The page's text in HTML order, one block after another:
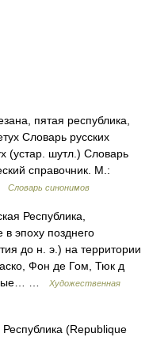
пятая республика,
Словарь русских
(устар. шутл.) Словарь
справочник. М.:
Словарь синонимов
Республика,
эпоху позднего
до н. э.) на территории
Фон де Гом, Тюк д
…
Художественная
(Republique